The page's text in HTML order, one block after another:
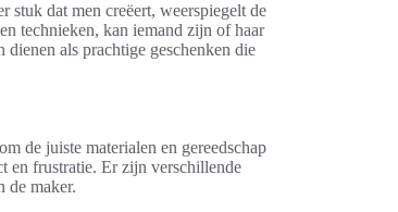
stuk dat men creëert, weerspiegelt de
technieken, kan iemand zijn of haar
als prachtige geschenken die
de juiste materialen en gereedschap
en frustratie. Er zijn verschillende
de maker.